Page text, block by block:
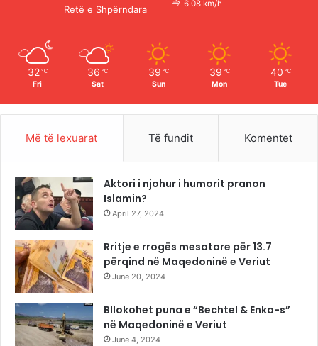
Retë e Shpërndara
6.08 km/h
32 ℃
Fri
36 ℃
Sat
39 ℃
Sun
39 ℃
Mon
40 ℃
Tue
Më të lexuarat Të fundit Komentet
Aktori i njohur i humorit pranon
Islamin?
April 27, 2024
Rritje e rrogës mesatare për 13.7
përqind në Maqedoninë e Veriut
June 20, 2024
Bllokohet puna e “Bechtel & Enka-s”
në Maqedoninë e Veriut
June 4, 2024